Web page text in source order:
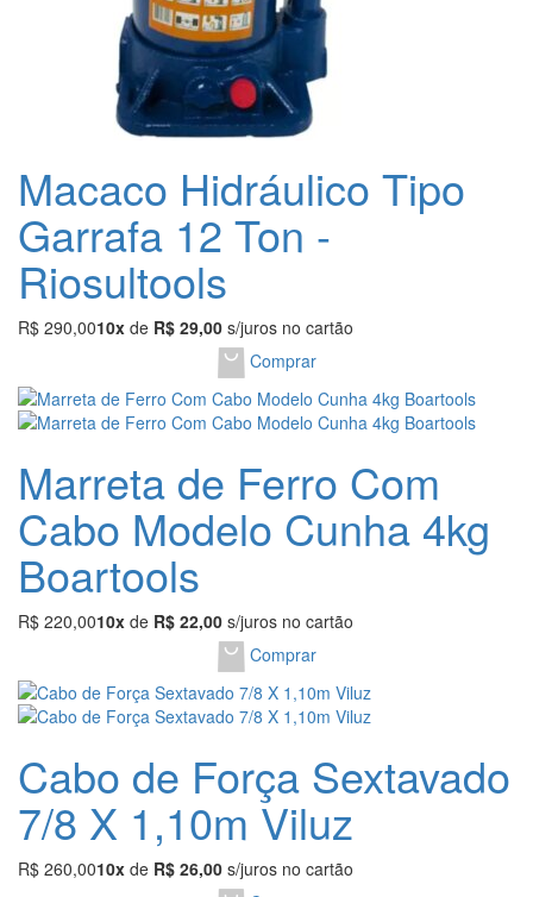
Macaco Hidráulico Tipo
Garrafa 12 Ton -
Riosultools
R$ 290,0010x de R$ 29,00 s/juros no cartão
Comprar
Marreta de Ferro Com
Cabo Modelo Cunha 4kg
Boartools
R$ 220,0010x de R$ 22,00 s/juros no cartão
Comprar
Cabo de Força Sextavado
7/8 X 1,10m Viluz
R$ 260,0010x de R$ 26,00 s/juros no cartão